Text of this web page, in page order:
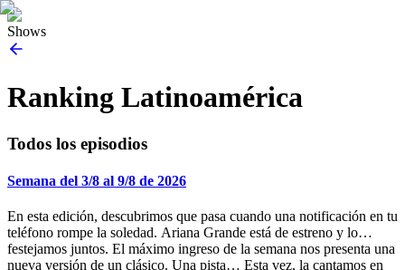
Shows
Ranking Latinoamérica
Todos los episodios
Semana del 3/8 al 9/8 de 2026
En esta edición, descubrimos que pasa cuando una notificación en tu
teléfono rompe la soledad. Ariana Grande está de estreno y lo
festejamos juntos. El máximo ingreso de la semana nos presenta una
nueva versión de un clásico. Una pista… Esta vez, la cantamos en